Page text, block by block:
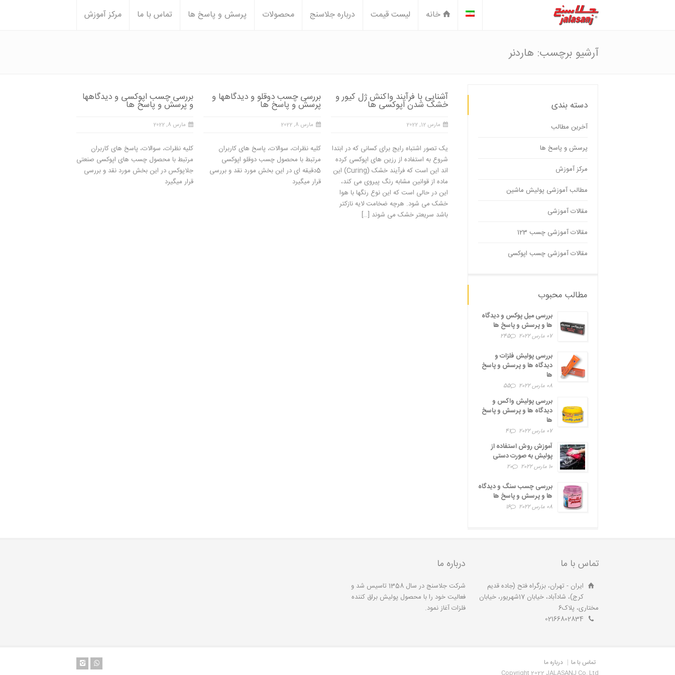
خانه لیست قیمت درباره جلاسنج محصولات پرسش و پاسخ ها تماس با ما مرکز آموزش
آرشیو برچسب: هاردنر
آشنایی با فرآیند واکنش ژل کیور و
خشک شدن اپوکسی ها
مارس 12, 2022
یک تصور اشتباه رایج برای کسانی که در ابتدا
شروع به استفاده از رزین های اپوکسی کرده
اند این است که فرآیند خشک (Curing) این
ماده از قوانین مشابه رنگ پیروی می کند،
این در حالی است که این نوع رنگها با هوا
خشک می شود. هرچه ضخامت لایه نازکتر
باشد سریعتر خشک می شوند […]
بررسی چسب دوقلو و دیدگاهها و
پرسش و پاسخ ها
مارس 8, 2022
کلیه نظرات، سوالات، پاسخ های کاربران
مرتبط با محصول چسب دوقلو اپوکسی
5دقیقه ای در این بخش مورد نقد و بررسی
قرار میگیرد
بررسی چسب اپوکسی و دیدگاهها
و پرسش و پاسخ ها
مارس 8, 2022
کلیه نظرات، سوالات، پاسخ های کاربران
مرتبط با محصول چسب های اپوکسی صنعتی
جلاپوکس در این بخش مورد نقد و بررسی
قرار میگیرد
دسته بندی
آخرین مطالب
پرسش و پاسخ ها
مرکز آموزش
مطالب آموزشی پولیش ماشین
مقالات آموزشی
مقالات آموزشی چسب 123
مقالات آموزشی چسب اپوکسی
مطالب محبوب
بررسی میل پوکس و دیدگاه
ها و پرسش و پاسخ ها
07 مارس 2022 245
بررسی پولیش فلزات و
دیدگاه ها و پرسش و پاسخ
ها
08 مارس 2022 55
بررسی پولیش واکس و
دیدگاه ها و پرسش و پاسخ
ها
07 مارس 2022 41
آموزش روش استفاده از
پولیش به صورت دستی
10 مارس 2022 20
بررسی چسب سنگ و دیدگاه
ها و پرسش و پاسخ ها
08 مارس 2022 16
تماس با ما
ایران - تهران، بزرگراه فتح (جاده قدیم
کرج)، شادآباد، خیابان 17شهریور، خیابان
مختاری، پلاک6
02166802834
درباره ما
شرکت جلاسنج در سال 1358 تاسیس شد و
فعالیت خود را با محصول پولیش براق کننده
فلزات آغاز نمود.
درباره ما
تماس با ما
Copyright 2022 JALASANJ Co. Ltd